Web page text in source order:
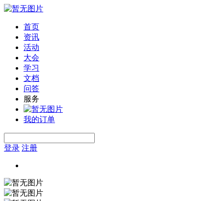
首页
资讯
活动
大会
学习
文档
问答
服务
我的订单
登录 注册